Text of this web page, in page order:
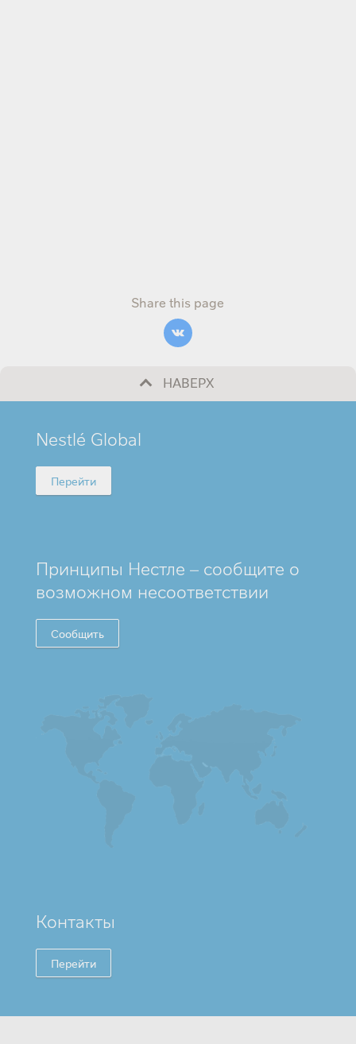
Share this page
НАВЕРХ
FOOTER
Nestlé Global
Перейти
Принципы Нестле – сообщите о
возможном несоответствии
Сообщить
Контакты
Перейти